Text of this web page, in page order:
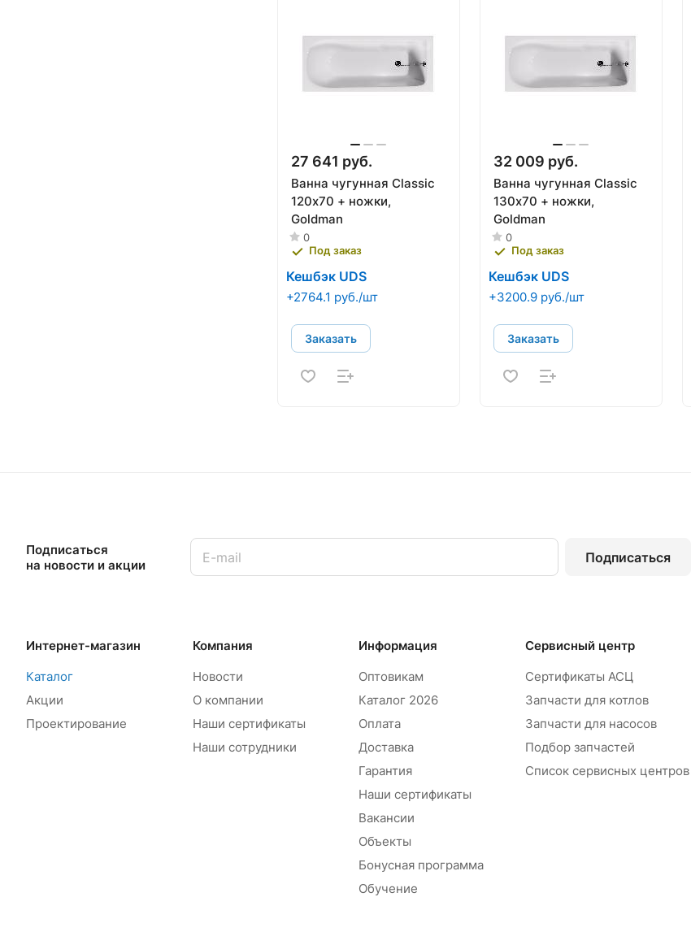
27 641 руб.
Ванна чугунная Classic
120х70 + ножки,
Goldman
0
Под заказ
Кешбэк UDS
+2764.1 руб./шт
Заказать
32 009 руб.
Ванна чугунная Classic
130х70 + ножки,
Goldman
0
Под заказ
Кешбэк UDS
+3200.9 руб./шт
Заказать
Подписаться
на новости и акции
Подписаться
Интернет-магазин
Каталог
Акции
Проектирование
Компания
Новости
О компании
Наши сертификаты
Наши сотрудники
Информация
Оптовикам
Каталог 2026
Оплата
Доставка
Гарантия
Наши сертификаты
Вакансии
Объекты
Бонусная программа
Обучение
Сервисный центр
Сертификаты АСЦ
Запчасти для котлов
Запчасти для насосов
Подбор запчастей
Список сервисных центров